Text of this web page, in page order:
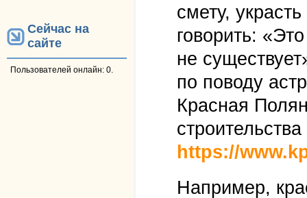
Сейчас на
сайте
Пользователей онлайн: 0.
смету,
говорить:
не
по поводу
Красная
https://
Например,